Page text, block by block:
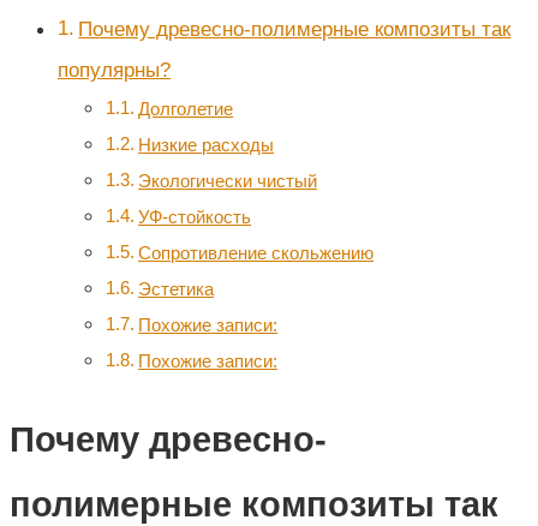
Почему древесно-полимерные композиты так
популярны?
Долголетие
Низкие расходы
Экологически чистый
УФ-стойкость
Сопротивление скольжению
Эстетика
Похожие записи:
Похожие записи:
Почему древесно-
полимерные композиты так